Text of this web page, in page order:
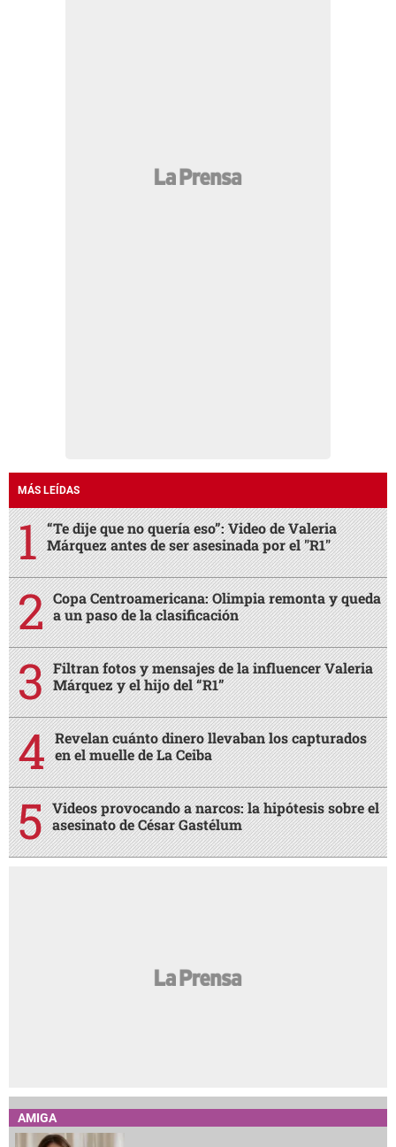
MÁS LEÍDAS
“Te dije que no quería eso”: Video de Valeria
Márquez antes de ser asesinada por el "R1"
Copa Centroamericana: Olimpia remonta y queda
a un paso de la clasificación
Filtran fotos y mensajes de la influencer Valeria
Márquez y el hijo del “R1”
Revelan cuánto dinero llevaban los capturados
en el muelle de La Ceiba
Videos provocando a narcos: la hipótesis sobre el
asesinato de César Gastélum
AMIGA